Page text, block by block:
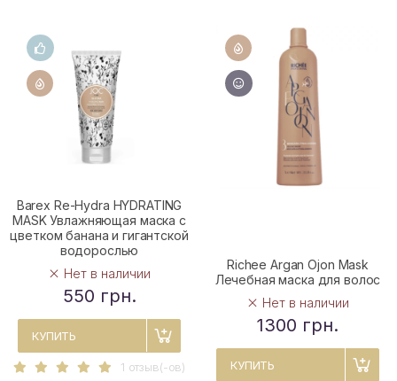
Barex Re-Hydra HYDRATING
MASK Увлажняющая маска с
цветком банана и гигантской
водорослью
Нет в наличии
550 грн.
КУПИТЬ
1 отзыв(-ов)
Richee Argan Ojon Mask
Лечебная маска для волос
Нет в наличии
1300 грн.
КУПИТЬ